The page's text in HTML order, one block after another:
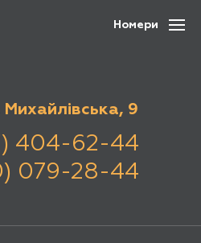
Номери
Михайлівська, 9
404-62-44
079-28-44